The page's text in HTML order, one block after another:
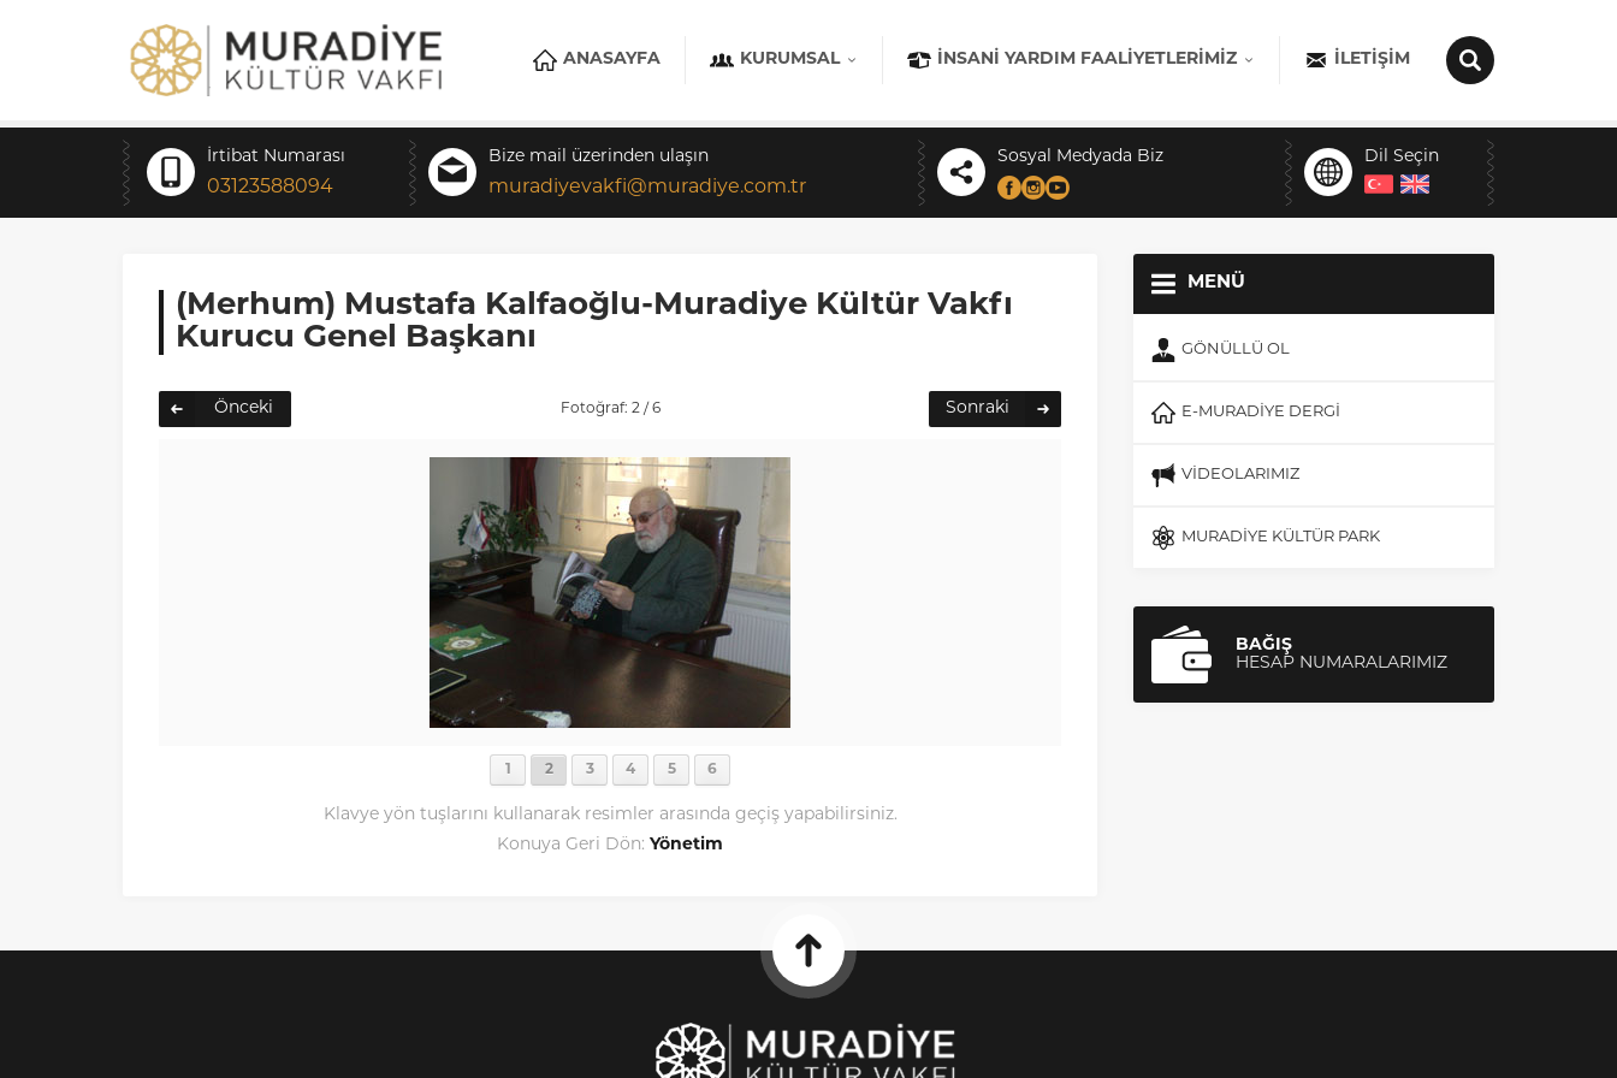
ANASAYFA KURUMSAL İNSANI YARDIM FAALIYETLERIMIZ İLETIŞIM
İrtibat Numarası
03123588094
Bize mail üzerinden ulaşın
muradiyevakfi@muradiye.com.tr
Sosyal Medyada Biz Dil Seçin
(Merhum) Mustafa Kalfaoğlu-Muradiye Kültür Vakfı
Kurucu Genel Başkanı
Önceki Fotoğraf: 2 / 6 Sonraki
1 2 3 4 5 6
Klavye yön tuşlarını kullanarak resimler arasında geçiş yapabilirsiniz.
Konuya Geri Dön: Yönetim
MENÜ
GÖNÜLLÜ OL
E-MURADİYE DERGİ
VİDEOLARIMIZ
MURADİYE KÜLTÜR PARK
BAĞIŞ
HESAP NUMARALARIMIZ